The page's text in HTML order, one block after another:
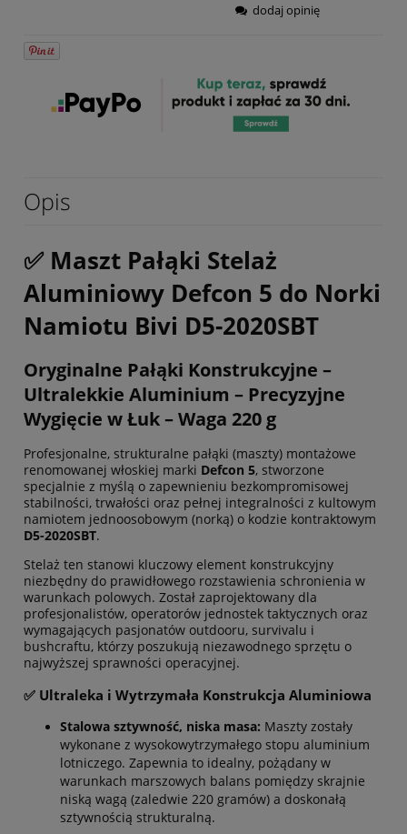
dodaj opinię
Opis
✅ Maszt Pałąki Stelaż
Aluminiowy Defcon 5 do Norki
Namiotu Bivi D5-2020SBT
Oryginalne Pałąki Konstrukcyjne –
Ultralekkie Aluminium – Precyzyjne
Wygięcie w Łuk – Waga 220 g
Profesjonalne, strukturalne pałąki (maszty) montażowe
renomowanej włoskiej marki Defcon 5, stworzone
specjalnie z myślą o zapewnieniu bezkompromisowej
stabilności, trwałości oraz pełnej integralności z kultowym
namiotem jednoosobowym (norką) o kodzie kontraktowym
D5-2020SBT.
Stelaż ten stanowi kluczowy element konstrukcyjny
niezbędny do prawidłowego rozstawienia schronienia w
warunkach polowych. Został zaprojektowany dla
profesjonalistów, operatorów jednostek taktycznych oraz
wymagających pasjonatów outdooru, survivalu i
bushcraftu, którzy poszukują niezawodnego sprzętu o
najwyższej sprawności operacyjnej.
✅ Ultraleka i Wytrzymała Konstrukcja Aluminiowa
Stalowa sztywność, niska masa: Maszty zostały
wykonane z wysokowytrzymałego stopu aluminium
lotniczego. Zapewnia to idealny, pożądany w
warunkach marszowych balans pomiędzy skrajnie
niską wagą (zaledwie 220 gramów) a doskonałą
sztywnością strukturalną.